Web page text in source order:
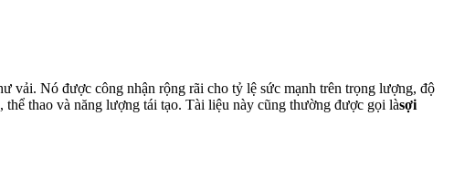
vải. Nó được công nhận rộng rãi cho tỷ lệ sức mạnh trên trọng lượng, độ
thao và năng lượng tái tạo. Tài liệu này cũng thường được gọi làsợi